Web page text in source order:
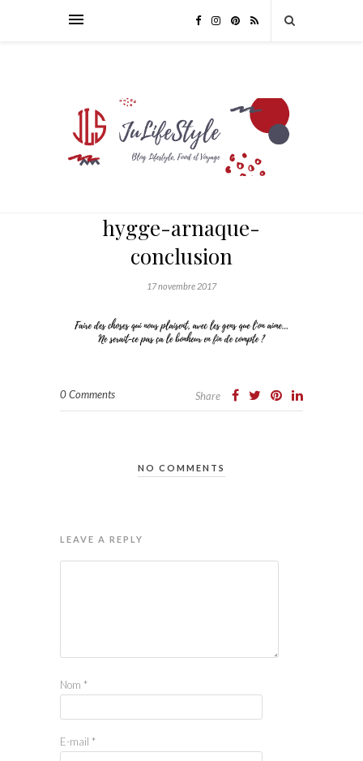
hygge-arnaque-
conclusion
17 novembre 2017
0 Comments Share
NO COMMENTS
LEAVE A REPLY
Nom *
E-mail *